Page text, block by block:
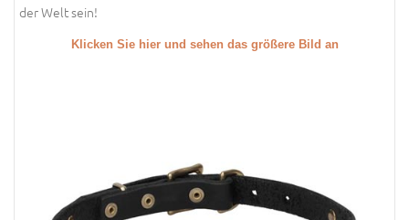
der Welt sein!
Klicken Sie hier und sehen das größere Bild an